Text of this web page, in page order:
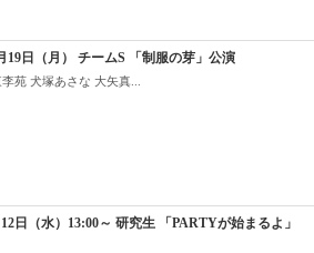
19日（月） チームS 「制服の芽」公演
苑 犬塚あさな 大矢真...
日（水）13:00～ 研究生 「PARTYが始まるよ」